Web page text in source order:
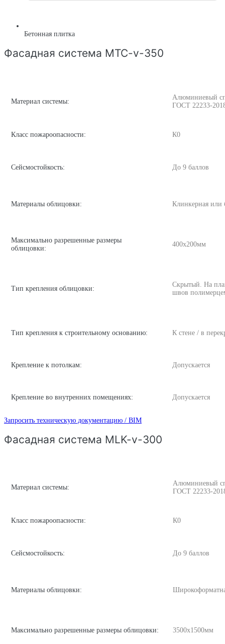
Бетонная плитка
Фасадная система MTC-v-350
Материал системы:
Алюминиевый
ГОСТ 22233-
Класс пожароопасности: К0
Сейсмостойкость: До 9 баллов
Материалы облицовки: Клинкерная или
Максимально разрешенные размеры
облицовки:
400х200мм
Тип крепления облицовки:
Скрытый. На
швов
Тип крепления к строительному основанию: К стене / в
Крепление к потолкам: Допускается
Крепление во внутренних помещениях: Допускается
Запросить техническую документацию / BIM
Фасадная система MLK-v-300
Материал системы:
Алюминиевый
ГОСТ 22233-
Класс пожароопасности: К0
Сейсмостойкость: До 9 баллов
Материалы облицовки:
Максимально разрешенные размеры облицовки: 3500х1500мм